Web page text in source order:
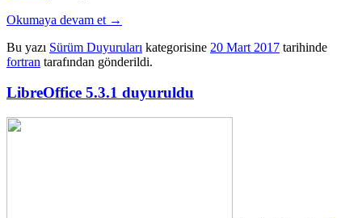
Okumaya devam et →
Bu yazı Sürüm Duyuruları kategorisine 20 Mart 2017 tarihinde
fortran tarafından gönderildi.
LibreOffice 5.3.1 duyuruldu